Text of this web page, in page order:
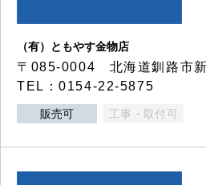
（有）ともやす金物店
〒085-0004 北海道釧路市
TEL：0154-22-5875
販売可 工事・取付可